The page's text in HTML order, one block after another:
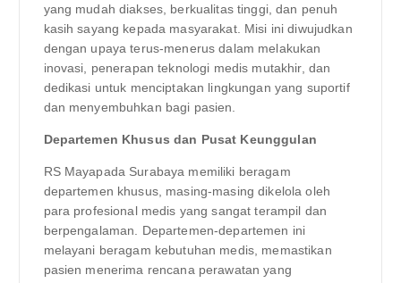
yang mudah diakses, berkualitas tinggi, dan penuh
kasih sayang kepada masyarakat. Misi ini diwujudkan
dengan upaya terus-menerus dalam melakukan
inovasi, penerapan teknologi medis mutakhir, dan
dedikasi untuk menciptakan lingkungan yang suportif
dan menyembuhkan bagi pasien.
Departemen Khusus dan Pusat Keunggulan
RS Mayapada Surabaya memiliki beragam
departemen khusus, masing-masing dikelola oleh
para profesional medis yang sangat terampil dan
berpengalaman. Departemen-departemen ini
melayani beragam kebutuhan medis, memastikan
pasien menerima rencana perawatan yang